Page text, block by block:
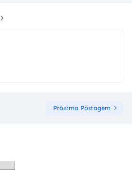
Próxima Postagem